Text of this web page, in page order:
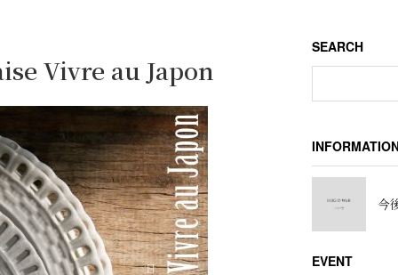
Vivre au Japon
SEARCH
今
EVENT